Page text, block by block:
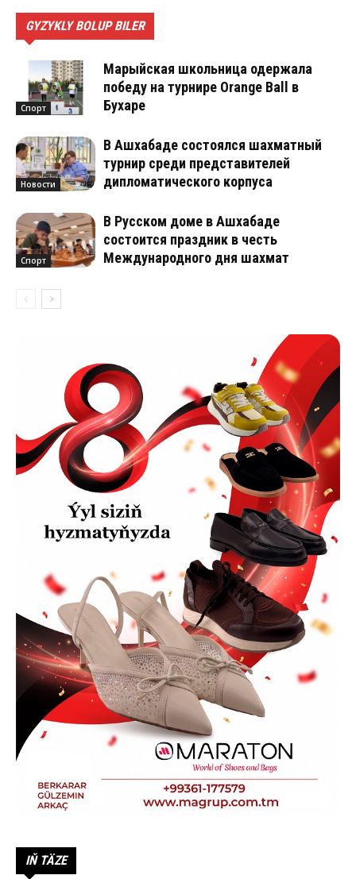
GYZYKLY BOLUP BILER
Спорт
Марыйская школьница одержала
победу на турнире Orange Ball в
Бухаре
Новости
В Ашхабаде состоялся шахматный
турнир среди представителей
дипломатического корпуса
Спорт
В Русском доме в Ашхабаде
состоится праздник в честь
Международного дня шахмат
IŇ TÄZE